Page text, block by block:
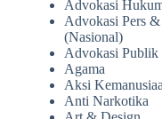
Advokasi
Advokasi Pers
(Nasional)
Advokasi Publik
Agama
Aksi
Anti Narkotika